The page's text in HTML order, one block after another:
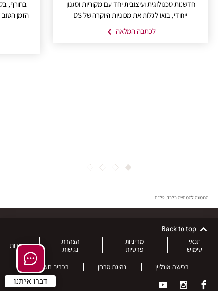
חדשנות טכנולוגית ועיצובית יחד עם מקוריות וסגנון
ייחודי, בואו לגלות את מכוניות היוקרה של DS
לכתבה המלאה
בחורף,
1
2
3
4
התמונה להמחשה בלבד. טל"ח
Back to top
תנאי
שימוש
מדיניות
פרטיות
הצהרת
נגישות
אודות
רכישה אונליין נהיגת מבחן רכבים חשמליים
דברו איתנו